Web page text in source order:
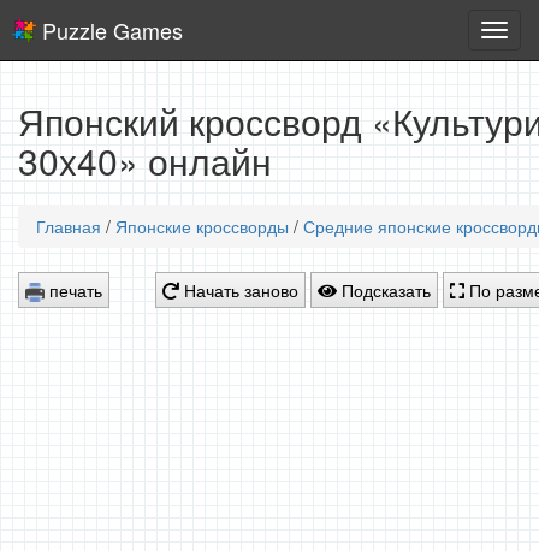
игры
Puzzle Games
Японский кроссворд
30x40» онлайн
Главная / Японские кроссворды / Средние японские
печать Начать заново Подсказать По